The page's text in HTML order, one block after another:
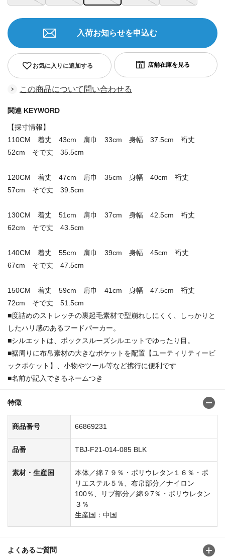
お気に入りに追加する
入荷お知らせを申込む
この商品について問い合わせる
関連 KEYWORD
【採寸情報】
110CM 着丈 43cm 肩巾 33cm 身幅 37.5cm 裄丈
52cm そで丈 35.5cm
120CM 着丈 47cm 肩巾 35cm 身幅 40cm 裄丈
57cm そで丈 39.5cm
130CM 着丈 51cm 肩巾 37cm 身幅 42.5cm 裄丈
62cm そで丈 43.5cm
140CM 着丈 55cm 肩巾 39cm 身幅 45cm 裄丈
67cm そで丈 47.5cm
150CM 着丈 59cm 肩巾 41cm 身幅 47.5cm 裄丈
72cm そで丈 51.5cm
■度詰めのストレッチの裏起毛素材で型崩れしにくく、しっかりと
したハリ感のあるフードパーカー。
■シルエットは、ボックスルーズシルエットでゆったり目。
■裾周りに布帛素材の大きなポケットを配置【ユーティリティービ
ックポケット】、小物やツール等など携行に便利です
■名前が記入できるネームつき
特徴
商品番号 66869231
品番 TBJ-F21-014-085 BLK
素材・生産国
本体／綿７９％・ポリウレタン１６％・ポ
リエステル５％、布帛部分／ナイロン
100％、リブ部分／綿９7％・ポリウレタン
３％
生産国：中国
よくあるご質問